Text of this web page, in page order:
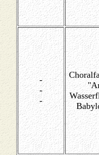
-
-
-